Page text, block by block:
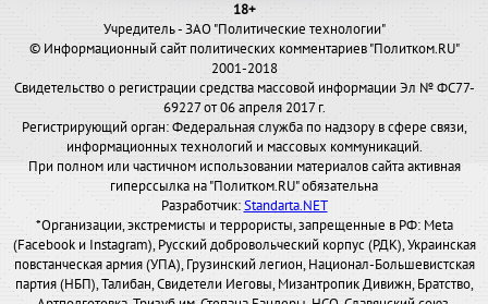
18+
Учредитель - ЗАО "Политические технологии"
© Информационный сайт политических комментариев "Политком.RU"
2001-2018
Свидетельство о регистрации средства массовой информации Эл № ФС77-
69227 от 06 апреля 2017 г.
Регистрирующий орган: Федеральная служба по надзору в сфере связи,
информационных технологий и массовых коммуникаций.
При полном или частичном использовании материалов сайта активная
гиперссылка на "Политком.RU" обязательна
Разработчик:Standarta.NET
*Организации, экстремисты и террористы, запрещенные в РФ: Meta
(Facebook и Instagram), Русский добровольческий корпус (РДК), Украинская
повстанческая армия (УПА), Грузинский легион, Национал-Большевистская
партия (НБП), Талибан, Свидетели Иеговы, Мизантропик Дивижн, Братство,